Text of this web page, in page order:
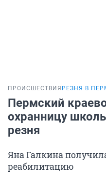
ПРОИСШЕСТВИЯ РЕЗНЯ В
Пермский
охранницу
резня
Яна Галкина
реабилитацию